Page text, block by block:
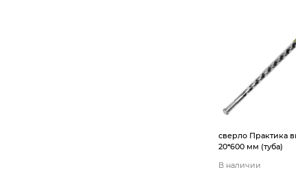
сверло Практика
20*600 мм (туба)
В наличии